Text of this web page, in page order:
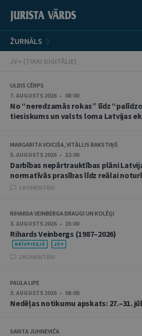
ŽURNĀLS
JV+ (TIKAI DIGITĀLIE)
ULDIS CĒRPS
7. AUGUSTS 2026 • 08:00
No “neredzamās rokas” līdz
tiesiskums un valsts loma Latvijas
MARGARITA VOICIŠA, VITĀLIJS RAKSTIŅŠ
5. AUGUSTS 2026 • 12:00
Darbības nepārtrauktības plāni
normatīvās prasības līdz reālai
1 KOMENTĀRI
RIHARDA VEINBERGA DRAUGI UN KOLĒĢI
3. AUGUSTS 2026 • 15:00
Rihards Veinbergs (1987–2026)
2 KOMENTĀRI
PAULA LIPE
3. AUGUSTS 2026 • 08:00
Nedēļas notikumu apskats: 27.–31.
SANTA JUHNEVIČA